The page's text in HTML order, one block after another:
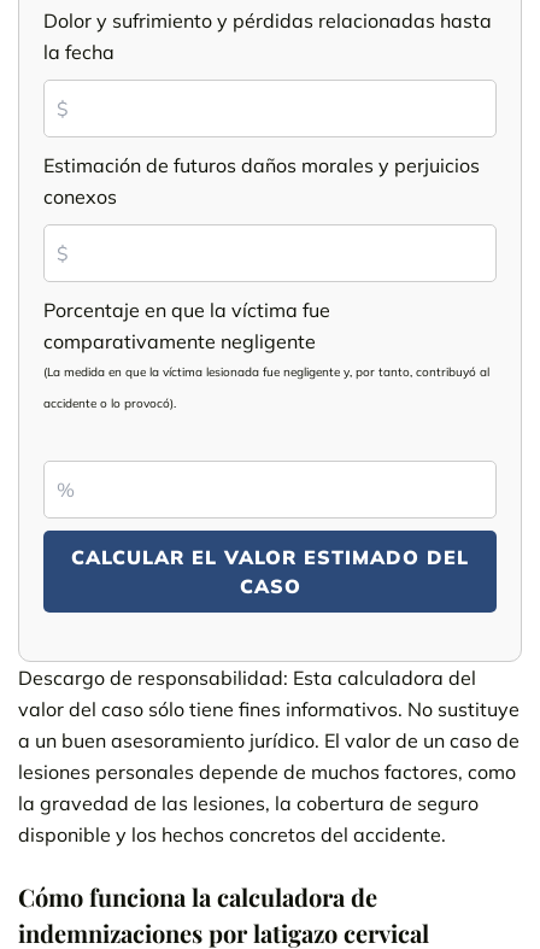
Dolor y sufrimiento y pérdidas relacionadas hasta
la fecha
Estimación de futuros daños morales y perjuicios
conexos
Porcentaje en que la víctima fue
comparativamente negligente
(La medida en que la víctima lesionada fue negligente y, por tanto, contribuyó al
accidente o lo provocó).
CALCULAR EL VALOR ESTIMADO DEL
CASO
Descargo de responsabilidad: Esta calculadora del
valor del caso sólo tiene fines informativos. No sustituye
a un buen asesoramiento jurídico. El valor de un caso de
lesiones personales depende de muchos factores, como
la gravedad de las lesiones, la cobertura de seguro
disponible y los hechos concretos del accidente.
Cómo funciona la calculadora de
indemnizaciones por latigazo cervical